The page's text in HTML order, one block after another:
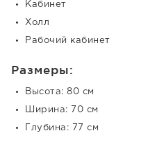
Кабинет
Холл
Рабочий кабинет
Размеры:
Высота: 80 см
Ширина: 70 см
Глубина: 77 см